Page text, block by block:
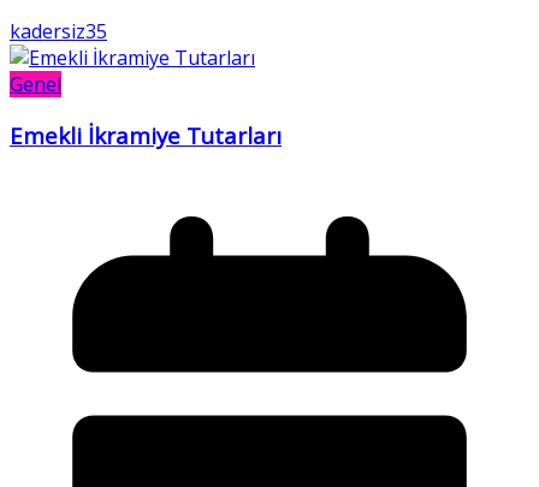
kadersiz35
Genel
Emekli İkramiye Tutarları